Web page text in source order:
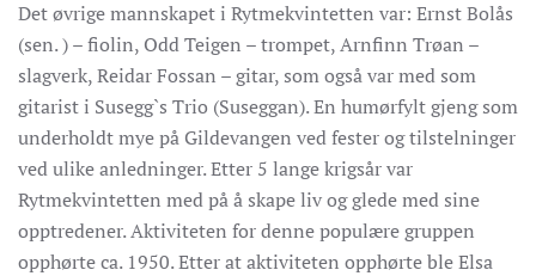
Det øvrige mannskapet i Rytmekvintetten var: Ernst Bolås
(sen. ) – fiolin, Odd Teigen – trompet, Arnfinn Trøan –
slagverk, Reidar Fossan – gitar, som også var med som
gitarist i Susegg`s Trio (Suseggan). En humørfylt gjeng som
underholdt mye på Gildevangen ved fester og tilstelninger
ved ulike anledninger. Etter 5 lange krigsår var
Rytmekvintetten med på å skape liv og glede med sine
opptredener. Aktiviteten for denne populære gruppen
opphørte ca. 1950. Etter at aktiviteten opphørte ble Elsa